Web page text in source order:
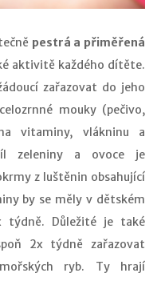
pestrá a přiměřená
aktivitě každého dítěte.
zařazovat do jeho
mouky (pečivo,
vitaminy, vlákninu a
zeleniny a ovoce je
z luštěnin obsahující
by se měly v dětském
týdně. Důležité je také
2x týdně zařazovat
ryb. Ty hrají